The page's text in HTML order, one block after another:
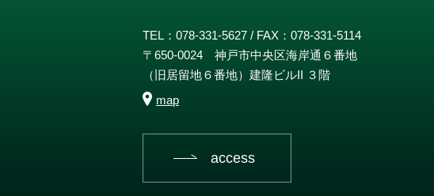
TEL：078-331-5627 / FAX：078-331-5114
〒650-0024 神戸市中央区海岸通６番地
（旧居留地６番地）建隆ビルII ３階
map
access